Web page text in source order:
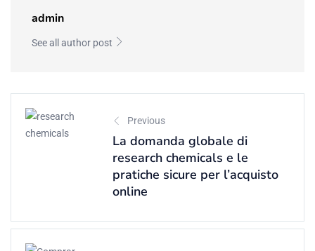
admin
See all author post
Previous
La domanda globale di
research chemicals e le
pratiche sicure per l’acquisto
online